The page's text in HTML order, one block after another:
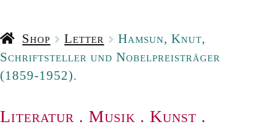
Shop Letter
Hamsun, Knut,
Schriftsteller und Nobelpreisträger
(1859-1952).
Literatur . Musik . Kunst .